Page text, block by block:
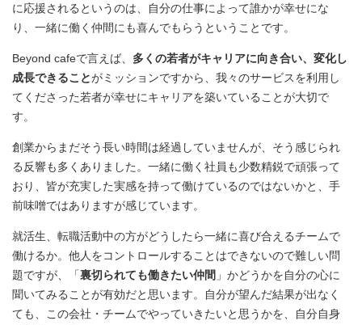
に応援されるというのは、自分の仕事によって誰かが幸せにな
り、一緒に働く仲間にも喜んでもらうということです。
Beyond cafeで言えば、 多くの若者がキャリアに向き合い、変化し
成長できることがミッションですから、我々のサービスを利用し
てくださった若者が幸せにキャリアを築いていることが大切で
す。
創業からまだそう長い時間は経過していませんが、そう感じられ
る反響も多くありました。一緒に働く社員も少数精鋭で頑張って
おり、皆が充実した実感を持って働けているのではないかと、手
前味噌ではありますが感じています。
就活生、転職活動中の方がどうしたら一緒に喜び合えるチームで
働けるか。他人をコントロールすることはできないので難しい問
題ですが、「裏切られても働きたい仲間 」かどうかを自分の心に
聞いてみることが有効だと思います。自分が望んだ結果が出なく
ても、この会社・チームでやっていきたいと思うかを、自分自身